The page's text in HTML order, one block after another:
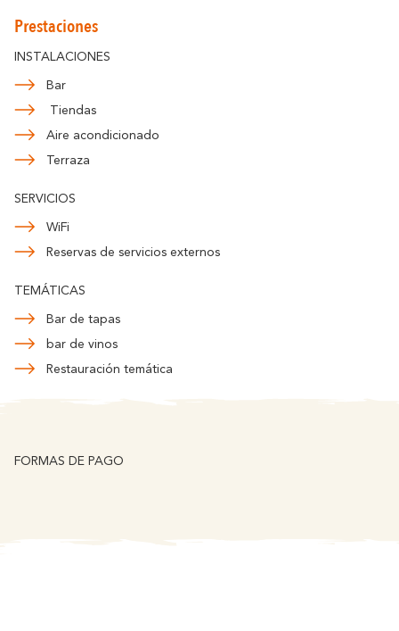
Prestaciones
INSTALACIONES
Bar
Tiendas
Aire acondicionado
Terraza
SERVICIOS
WiFi
Reservas de servicios externos
TEMÁTICAS
Bar de tapas
bar de vinos
Restauración temática
FORMAS DE PAGO